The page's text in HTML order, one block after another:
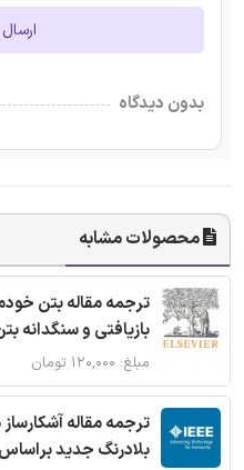
بدون دیدگاه
محصولات مشابه
ترجمه مقاله بتن
بازیافتی و سنگدانه
مبلغ: ۱۲۰,۰۰۰ تومان
بلادرنگ جدید